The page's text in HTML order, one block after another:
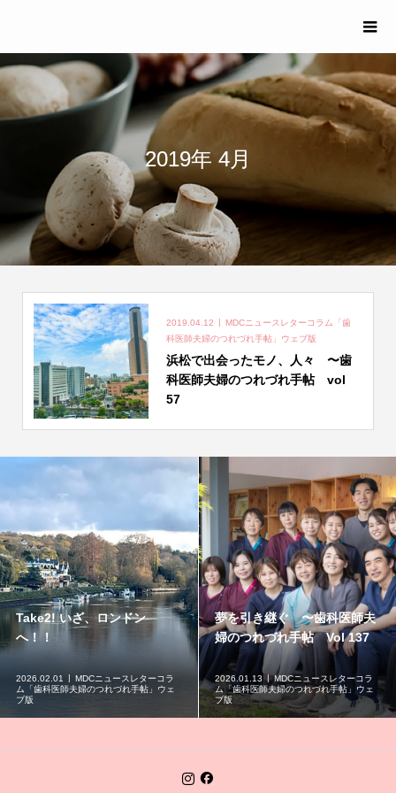
2019年 4月
2019.04.12
MDCニュースレターコラム「歯
科医師夫婦のつれづれ手帖」ウェブ版
浜松で出会ったモノ、人々 〜歯
科医師夫婦のつれづれ手帖 vol
57
Take2! いざ、ロンドン
へ！！
2026.02.01
MDCニュースレターコラ
ム「歯科医師夫婦のつれづれ手帖」ウェ
ブ版
夢を引き継ぐ 〜歯科医師夫
婦のつれづれ手帖 Vol 137
2026.01.13
MDCニュースレターコラ
ム「歯科医師夫婦のつれづれ手帖」ウェ
ブ版